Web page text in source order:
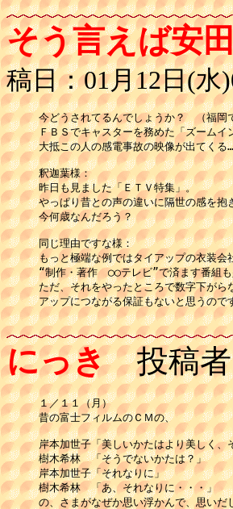
そう言えば安
稿日：01月12日(水
今どうされてるんでしょうか？　（福岡
ＦＢＳでキャスターを務めた「ズーム
大抵この人の感電事故の映像が出てく
釈迦葉様：
昨日も見ました「ＥＴＶ特集」。
やっぱり昔との声の違いに隔世の感を抱
今何歳なんだろう？
同じ理由ですな様：
もっと極端な例ではタイアップの衣装会
“制作・著作　◯◯テレビ”で済ます番組
ただ、それをやったところで数字下がら
アップにつながる保証もないと思うので
にっき投稿者
１／１１（月）
昔の富士フィルムのＣＭの、
岸本加世子「美しいかたはより美しく、
樹木希林　「そうでないかたは？」
岸本加世子「それなりに」
樹木希林　「あ、それなりに・・・」
の、さまがなぜか思い浮かんで、思いだ